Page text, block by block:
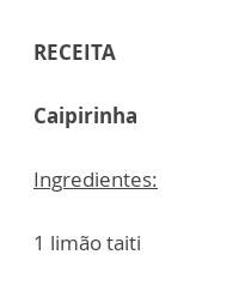
RECEITA
Caipirinha
Ingredientes:
1 limão taiti